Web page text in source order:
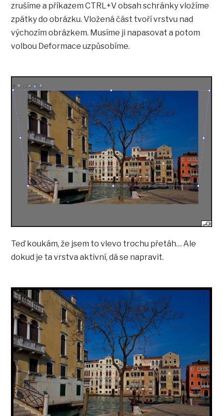
zrušíme a příkazem CTRL+V obsah schránky vložíme
zpátky do obrázku. Vložená část tvoří vrstvu nad
výchozím obrázkem. Musíme ji napasovat a potom
volbou Deformace uzpůsobíme.
Teď koukám, že jsem to vlevo trochu přetáh… Ale
dokud je ta vrstva aktivní, dá se napravit.